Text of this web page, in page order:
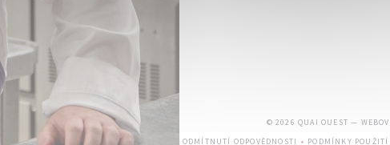
© 2026 QUAI OUEST —
ODMÍTNUTÍ ODPOVĚDNOSTI
PODMÍNKY POUŽITÍ